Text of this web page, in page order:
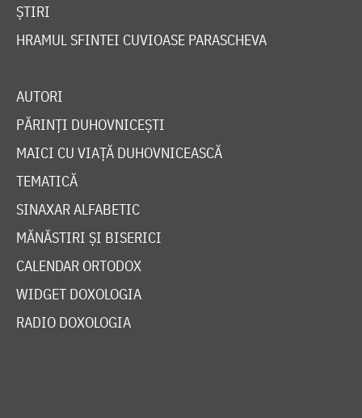
ȘTIRI
HRAMUL SFINTEI CUVIOASE PARASCHEVA
AUTORI
PĂRINȚI DUHOVNICEȘTI
MAICI CU VIAȚĂ DUHOVNICEASCĂ
TEMATICĂ
SINAXAR ALFABETIC
MĂNĂSTIRI ȘI BISERICI
CALENDAR ORTODOX
WIDGET DOXOLOGIA
RADIO DOXOLOGIA